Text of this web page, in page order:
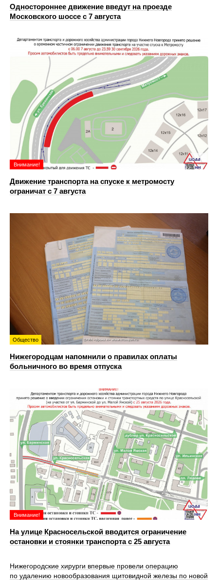
Одностороннее движение введут на проезде
Московского шоссе с 7 августа
Внимание!
Движение транспорта на спуске к метромосту
ограничат с 7 августа
Общество
Нижегородцам напомнили о правилах оплаты
больничного во время отпуска
Внимание!
На улице Красносельской вводится ограничение
остановки и стоянки транспорта с 25 августа
Нижегородские хирурги впервые провели операцию
по удалению новообразования щитовидной железы по новой